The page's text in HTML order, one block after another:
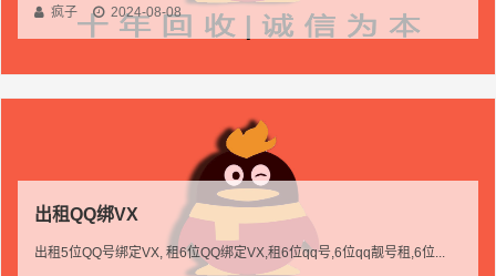
疯子 2024-08-08
出租QQ绑VX
出租5位QQ号绑定VX, 租6位QQ绑定VX,租6位qq号,6位qq靓号租,6位...